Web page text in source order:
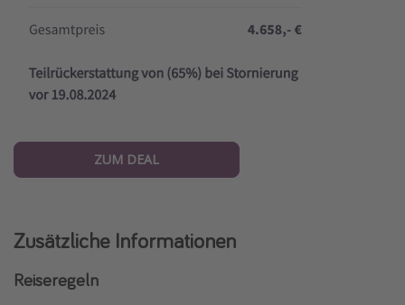
ZUM DEAL
Zusätzliche Informationen
Reiseregeln